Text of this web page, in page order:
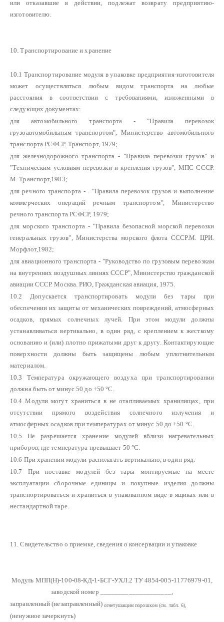
или отказавшие в действии, подлежат возврату предприятию-
изготовителю.
10. Транспортирование и хранение
10.1 Транспортирование модуля в упаковке предприятия-изготовителя
может осуществляться любым видом транспорта на любые
расстояния в соответствии с требованиями, изложенными в
следующих документах:
для автомобильного транспорта - "Правила перевозок
грузоавтомобильным транспортом", Министерство автомобильного
транспорта РСФСР. Транспорт, 1979;
для железнодорожного транспорта - "Правила перевозки грузов" и
"Техническим условиям перевозки и крепления грузов", МПС СССР.
М. Транспорт,1983;
для речного транспорта - . "Правила перевозок грузов и выполнение
коммерческих операций речным транспортом", Министерство
речного транспорта РСФСР, 1979;
для морского транспорта - "Правила безопасной морской перевозки
генеральных грузов", Министерства морского флота СССР.М. ЦРИ.
Морфлот,1982;
для авиационного транспорта - "Руководство по грузовым перевозкам
на внутренних воздушных линиях СССР", Министерство гражданской
авиации СССР. Москва. РИО, Гражданская авиация, 1975.
10.2 Допускается транспортировать модули без тары при
обеспечении их защиты от механических повреждений, атмосферных
осадков, прямых солнечных лучей. При этом модули должны
устанавливаться вертикально, в один ряд, с креплением к жесткому
основанию и (или) плотно прижатыми друг к другу. Контактирующие
поверхности должны быть защищены любым уплотнительным
материалом.
10.3 Температура окружающего воздуха при транспортировании
должна быть от минус 50 до +50 °С.
10.4 Модули могут храниться в не отапливаемых хранилищах, при
отсутствии прямого воздействия солнечного излучения и
атмосферных осадков при температурах от минус 50 до +50 °С.
10.5 Не разрешается хранение модулей вблизи нагревательных
приборов, где температура превышает 50 °С.
10.6 При хранении модули располагать вертикально, в один ряд.
10.7 При поставке модулей без тары монтируемые на месте
эксплуатации сборочные единицы и покупные изделия должны
транспортироваться и храниться в упакованном виде в ящиках или в
нестандартной таре.
11. Свидетельство о приемке, сведения о консервации и упаковке
Модуль МПП(Н)-100-08-КД-1-БСГ-УХЛ.2 ТУ 4854-005-11776979-01,
заводской номер ____________________,
заправленный (незаправленный) огнетушащим порошком (см. табл. 6),
(ненужное зачеркнуть)